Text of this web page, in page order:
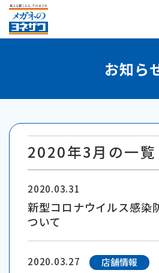
お知ら
2020年3月の一覧
2020.03.31
新型コロナウイルス感染
ついて
2020.03.27 店舗情報